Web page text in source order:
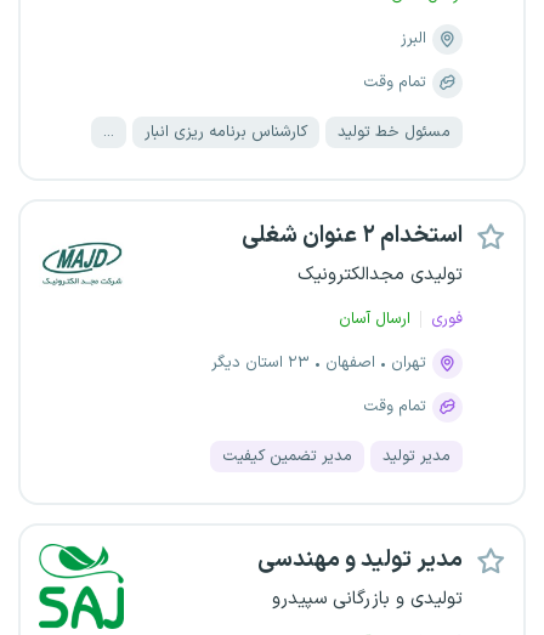
البرز
تمام وقت
مسئول خط تولید کارشناس برنامه ریزی انبار ...
استخدام ۲ عنوان شغلی
تولیدی مجدالکترونیک
فوری
ارسال آسان
تهران
اصفهان
۲۳ استان دیگر
تمام وقت
مدیر تولید مدیر تضمین کیفیت
مدیر تولید و مهندسی
تولیدی و بازرگانی سپیدرو